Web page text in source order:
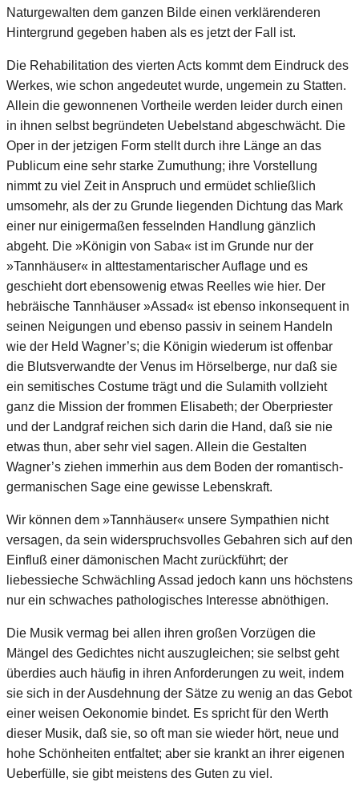
Naturgewalten dem ganzen Bilde einen verklärenderen
Hintergrund gegeben haben als es jetzt der Fall ist.
Die Rehabilitation des vierten Acts kommt dem Eindruck des
Werkes, wie schon angedeutet wurde, ungemein zu Statten.
Allein die gewonnenen Vortheile werden leider durch einen
in ihnen selbst begründeten Uebelstand abgeschwächt. Die
Oper in der jetzigen Form stellt durch ihre Länge an das
Publicum eine sehr starke Zumuthung; ihre Vorstellung
nimmt zu viel Zeit in Anspruch und ermüdet schließlich
umsomehr, als der zu Grunde liegenden Dichtung das Mark
einer nur einigermaßen fesselnden Handlung gänzlich
abgeht. Die »Königin von Saba« ist im Grunde nur der
»Tannhäuser« in alttestamentarischer Auflage und es
geschieht dort ebensowenig etwas Reelles wie hier. Der
hebräische Tannhäuser »Assad« ist ebenso inkonsequent in
seinen Neigungen und ebenso passiv in seinem Handeln
wie der Held Wagner’s; die Königin wiederum ist offenbar
die Blutsverwandte der Venus im Hörselberge, nur daß sie
ein semitisches Costume trägt und die Sulamith vollzieht
ganz die Mission der frommen Elisabeth; der Oberpriester
und der Landgraf reichen sich darin die Hand, daß sie nie
etwas thun, aber sehr viel sagen. Allein die Gestalten
Wagner’s ziehen immerhin aus dem Boden der romantisch-
germanischen Sage eine gewisse Lebenskraft.
Wir können dem »Tannhäuser« unsere Sympathien nicht
versagen, da sein widerspruchsvolles Gebahren sich auf den
Einfluß einer dämonischen Macht zurückführt; der
liebessieche Schwächling Assad jedoch kann uns höchstens
nur ein schwaches pathologisches Interesse abnöthigen.
Die Musik vermag bei allen ihren großen Vorzügen die
Mängel des Gedichtes nicht auszugleichen; sie selbst geht
überdies auch häufig in ihren Anforderungen zu weit, indem
sie sich in der Ausdehnung der Sätze zu wenig an das Gebot
einer weisen Oekonomie bindet. Es spricht für den Werth
dieser Musik, daß sie, so oft man sie wieder hört, neue und
hohe Schönheiten entfaltet; aber sie krankt an ihrer eigenen
Ueberfülle, sie gibt meistens des Guten zu viel.